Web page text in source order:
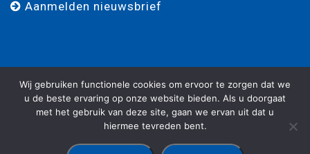
Aanmelden nieuwsbrief
© 2025 - Atelier 6 - Alle rechten voorbehouden. -Algemene
Wij gebruiken functionele cookies om ervoor te zorgen dat we
u de beste ervaring op onze website bieden. Als u doorgaat
met het gebruik van deze site, gaan we ervan uit dat u
hiermee tevreden bent.